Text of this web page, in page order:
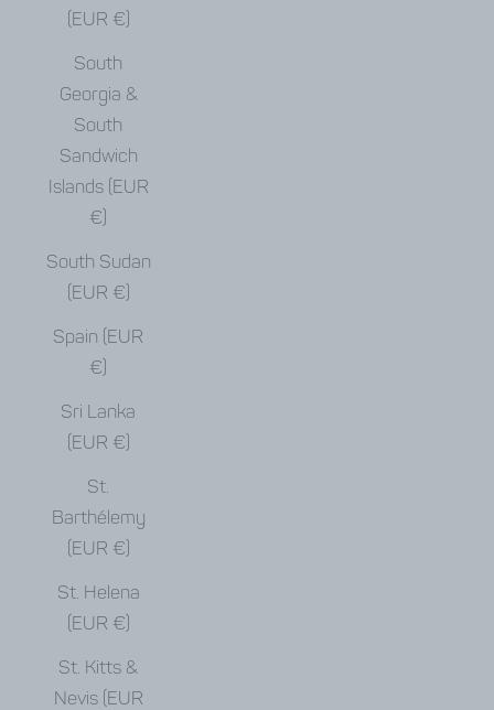
(EUR €)
South
Georgia &
South
Sandwich
Islands (EUR
€)
South Sudan
(EUR €)
Spain (EUR
€)
Sri Lanka
(EUR €)
St.
Barthélemy
(EUR €)
St. Helena
(EUR €)
St. Kitts &
Nevis (EUR